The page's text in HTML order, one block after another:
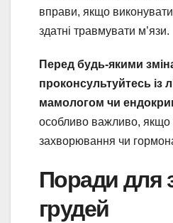
вправи, якщо
здатні травмувати м’язи.
Перед будь-якими
проконсультуйтесь із
мамологом чи
особливо важливо, якщо
захворювання чи
Поради для
грудей